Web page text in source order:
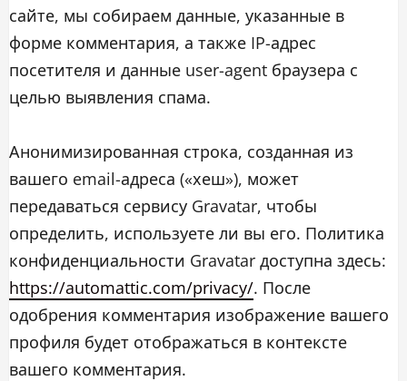
сайте, мы собираем данные, указанные в
форме комментария, а также IP-адрес
посетителя и данные user-agent браузера с
целью выявления спама.
Анонимизированная строка, созданная из
вашего email-адреса («хеш»), может
передаваться сервису Gravatar, чтобы
определить, используете ли вы его. Политика
конфиденциальности Gravatar доступна здесь:
https://automattic.com/privacy/. После
одобрения комментария изображение вашего
профиля будет отображаться в контексте
вашего комментария.